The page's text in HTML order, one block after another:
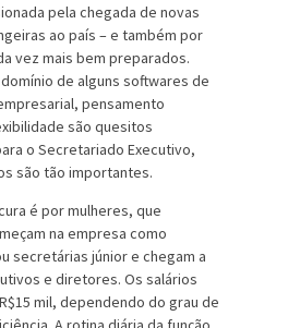
pela chegada de novas
ao país – e também por
vez mais bem preparados.
de alguns softwares de
pensamento
são quesitos
o Secretariado Executivo,
são tão importantes.
é por mulheres, que
na empresa como
secretárias júnior e chegam a
e diretores. Os salários
mil, dependendo do grau de